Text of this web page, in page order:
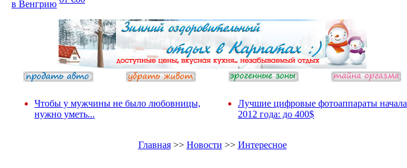
Чтобы у мужчины не было любовницы,
нужно уметь...
Лучшие цифровые фотоаппараты начала
2012 года: до 400$
Главная>> Новости >> Интересное